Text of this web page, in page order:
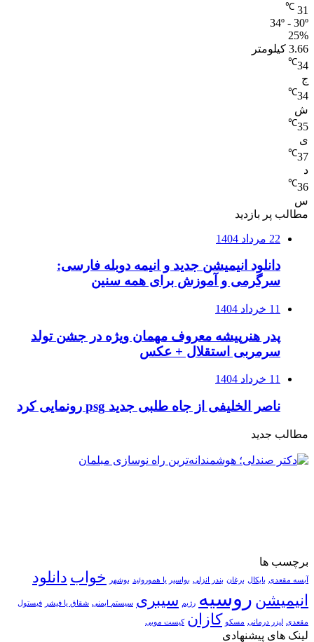
31
℃
34º - 30º
25%
3.66 کیلومتر
34
℃
ج
34
℃
ش
35
℃
ی
37
℃
د
36
℃
س
مطالب پر بازدید
22 مرداد 1404
دانلود انیمیشن جدید و انیمه دوبله فارسی:
سرگرمی و آموزش برای همه سنین
11 خرداد 1404
پدر هنرپیشه معروف مهمان ویژه در جشن تولد
سرمربی استقلال + عکس
11 خرداد 1404
ناصر الخلیفی از جاه طلبی جدید psg رونمایی کرد
مطالب جدید
برچسب ها
آبسه مقعدی بایکال برغان بندر انزلی بواسیر یا هموروئید بوشهر خواب دانلود
انیمیشن روسیه رژیم سیبری سیستم ایمنی شقاق یا فیشر فیستول
مقعدی لیزر درمانی مسکو کازان کیست مویی
لینک های پیشنهادی